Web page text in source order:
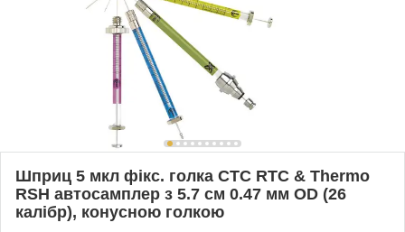
Шприц 5 мкл фікс. голка CTC RTC & Thermo
RSH автосамплер з 5.7 см 0.47 мм OD (26
калібр), конусною голкою